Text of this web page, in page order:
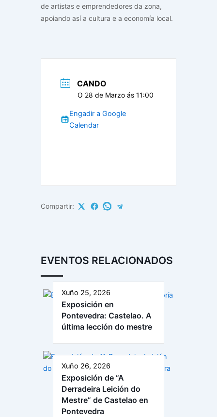
de artistas e emprendedores da zona,
apoiando así a cultura e a economía local.
CANDO
O 28 de Marzo ás 11:00
Engadir a Google
Calendar
Compartir:
EVENTOS RELACIONADOS
Xuño 25, 2026
Exposición en
Pontevedra: Castelao. A
última lección do mestre
Xuño 26, 2026
Exposición de “A
Derradeira Leición do
Mestre” de Castelao en
Pontevedra